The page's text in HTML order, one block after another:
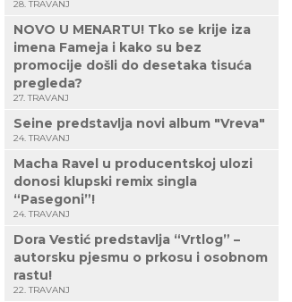
28. TRAVANJ
NOVO U MENARTU! Tko se krije iza
imena Fameja i kako su bez
promocije došli do desetaka tisuća
pregleda?
27. TRAVANJ
Seine predstavlja novi album "Vreva"
24. TRAVANJ
Macha Ravel u producentskoj ulozi
donosi klupski remix singla
“Pasegoni”!
24. TRAVANJ
Dora Vestić predstavlja “Vrtlog” –
autorsku pjesmu o prkosu i osobnom
rastu!
22. TRAVANJ